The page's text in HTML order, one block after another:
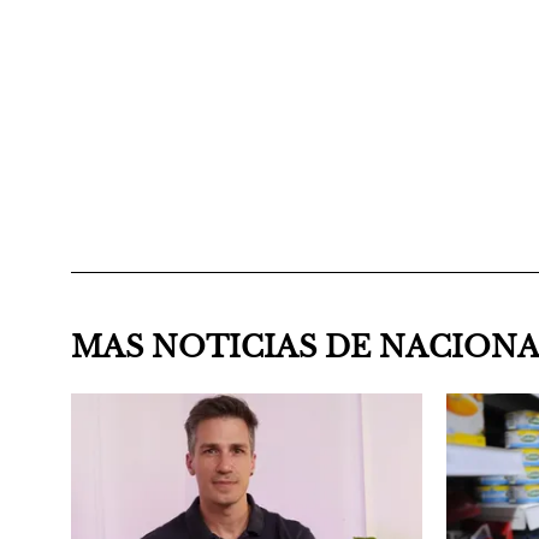
MAS NOTICIAS DE